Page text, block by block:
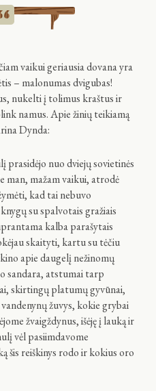
vaikui geriausia dovana yra
– malonumas dvigubas!
nukelti į tolimus kraštus ir
namus. Apie žinių teikiamą
Dynda:
nuo dviejų sovietinės
mažam vaikui, atrodė
kad tai nebuvo
su spalvotais gražiais
kalba parašytais
skaityti, kartu su tėčiu
apie daugelį nežinomų
sandara, atstumai tarp
skirtingų platumų gyvūnai,
žuvys, kokie grybai
žvaigždynus, išėję į lauką ir
vėl pasiimdavome
šis reiškinys rodo ir kokius oro